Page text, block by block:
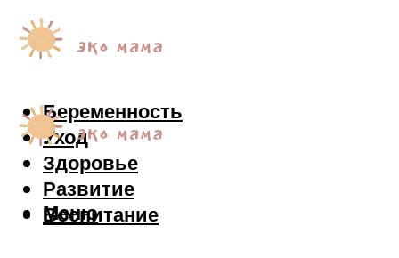
Беременность
Уход
Здоровье
Развитие
Воспитание
Меню